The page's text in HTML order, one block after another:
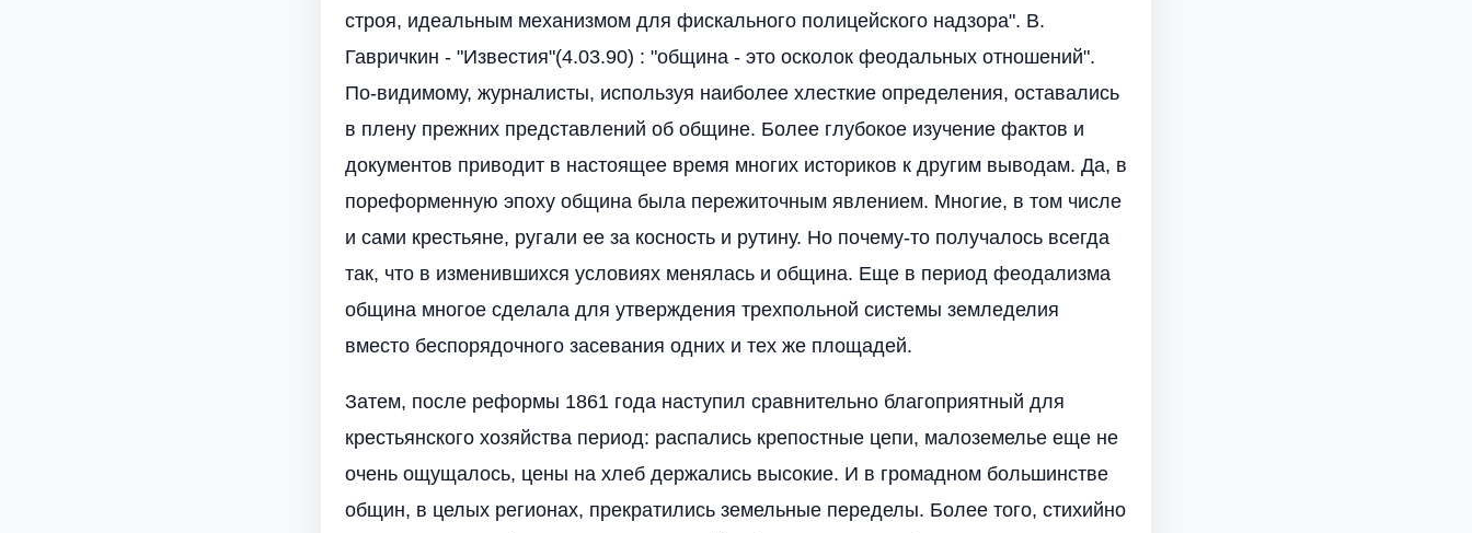
строя, идеальным механизмом для фискального полицейского надзора". В.
Гавричкин - "Известия"(4.03.90) : "община - это осколок феодальных отношений".
По-видимому, журналисты, используя наиболее хлесткие определения, оставались
в плену прежних представлений об общине. Более глубокое изучение фактов и
документов приводит в настоящее время многих историков к другим выводам. Да, в
пореформенную эпоху община была пережиточным явлением. Многие, в том числе
и сами крестьяне, ругали ее за косность и рутину. Но почему-то получалось всегда
так, что в изменившихся условиях менялась и община. Еще в период феодализма
община многое сделала для утверждения трехпольной системы земледелия
вместо беспорядочного засевания одних и тех же площадей.
Затем, после реформы 1861 года наступил сравнительно благоприятный для
крестьянского хозяйства период: распались крепостные цепи, малоземелье еще не
очень ощущалось, цены на хлеб держались высокие. И в громадном большинстве
общин, в целых регионах, прекратились земельные переделы. Более того, стихийно